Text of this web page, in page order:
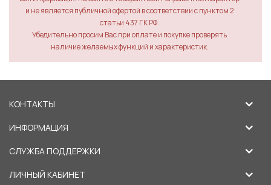
и не является публичной офертой в соответствии с пунктом 2
статьи 437 ГК РФ.
Убедительно просим Вас при оплате и покупке проверять
наличие желаемых функций и характеристик.
КОНТАКТЫ
ИНФОРМАЦИЯ
СЛУЖБА ПОДДЕРЖКИ
ЛИЧНЫЙ КАБИНЕТ